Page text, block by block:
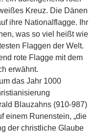
Kreuz. Die Dänen
ihre Nationalflagge. Ihr
was so viel heißt wie
Flaggen der Welt.
rote Flagge mit dem
erwähnt.
das Jahr 1000
Blauzahns (910-987)
einem Runenstein, „die
der christliche Glaube